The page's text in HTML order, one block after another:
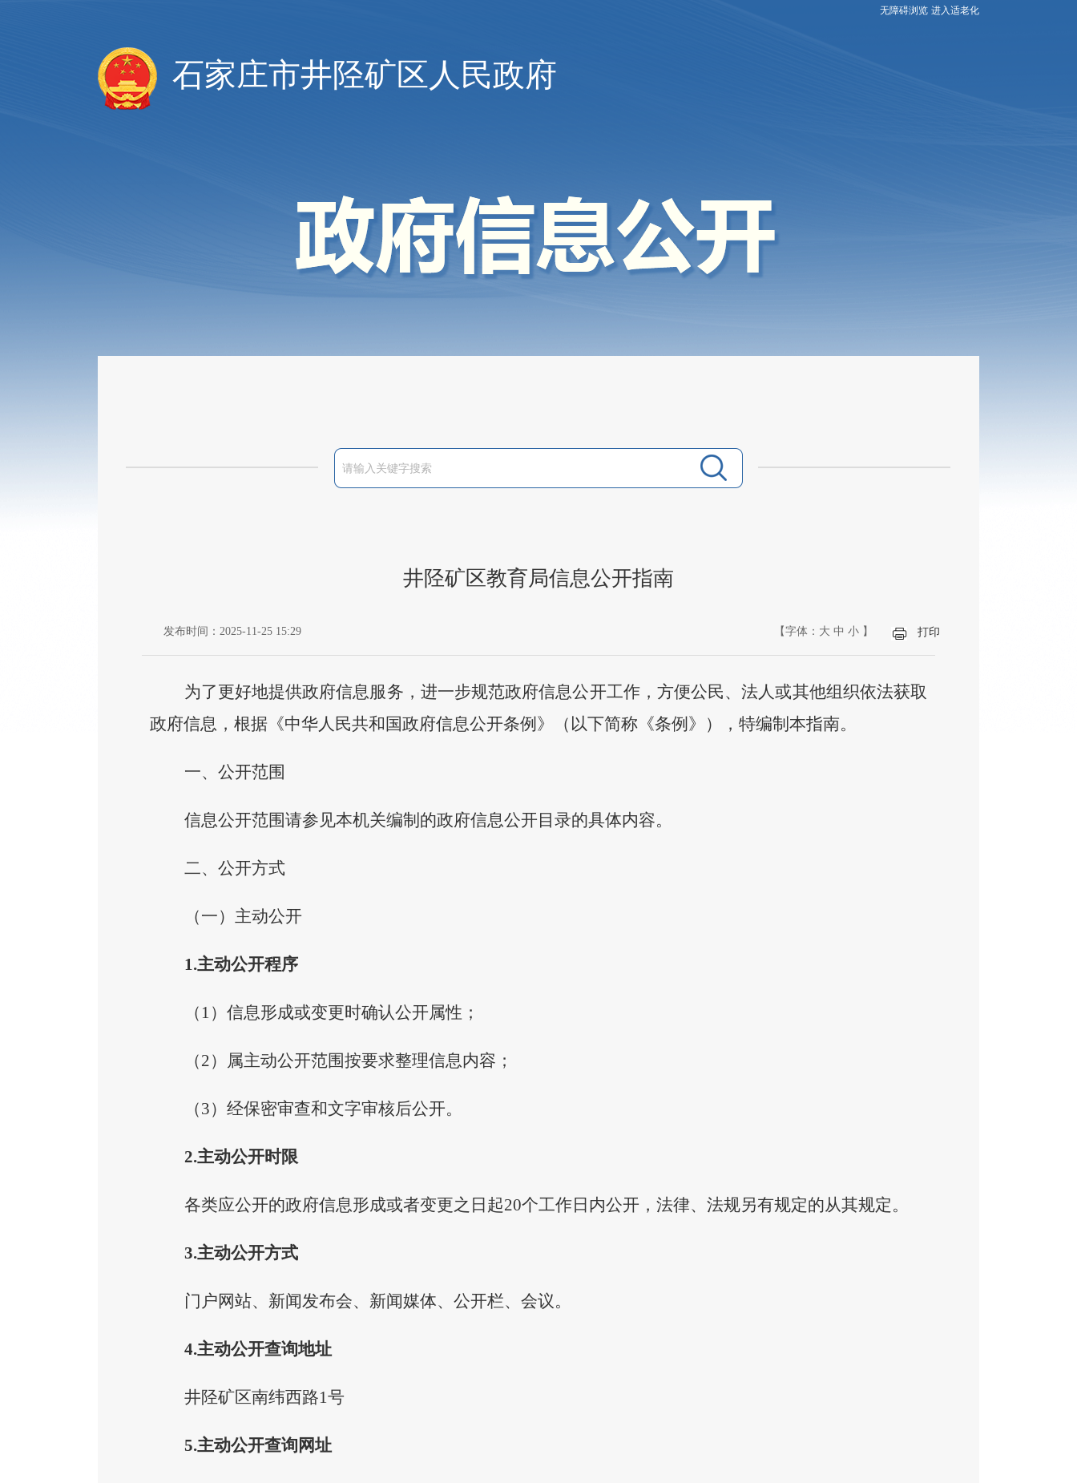
无障碍浏览 进入适老化
石家庄市井陉矿区人民政府
井陉矿区教育局信息公开指南
发布时间：2025-11-25 15:29 【字体： 大 中 小 】 打印
为了更好地提供政府信息服务，进一步规范政府信息公开工作，方便公民、法人或其他组织依法获取
政府信息，根据《中华人民共和国政府信息公开条例》（以下简称《条例》），特编制本指南。
一、公开范围
信息公开范围请参见本机关编制的政府信息公开目录的具体内容。
二、公开方式
（一）主动公开
1.主动公开程序
（ 1） 信息形成或变更时确认公开属性；
（2） 属主动公开范围按要求整理信息内容；
（3） 经保密审查和文字审核后公开。
2.主动公开时限
各类应公开的政府信息形成或者变更之日起20个工作日内公开，法律、法规另有规定的从其规定。
3.主动公开方式
门户网站、新闻发布会、新闻媒体、公开栏、会议。
4.主动公开查询地址
井陉矿区南纬西路1号
5.主动公开查询网址